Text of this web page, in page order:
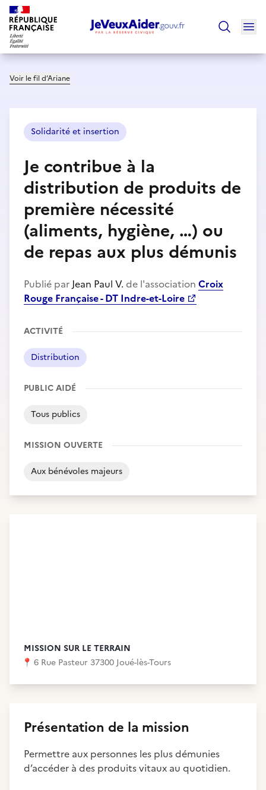
Voir le fil d’Ariane
Solidarité et insertion
Je contribue à la
distribution de produits de
première nécessité
(aliments, hygiène, …) ou
de repas aux plus démunis
Publié par Jean Paul V. de l'association Croix
Rouge Française - DT Indre-et-Loire
ACTIVITÉ
Distribution
PUBLIC AIDÉ
Tous publics
MISSION OUVERTE
Aux bénévoles majeurs
MISSION SUR LE TERRAIN
📍 6 Rue Pasteur 37300 Joué-lès-Tours
Présentation de la mission
Permettre aux personnes les plus démunies
d’accéder à des produits vitaux au quotidien.